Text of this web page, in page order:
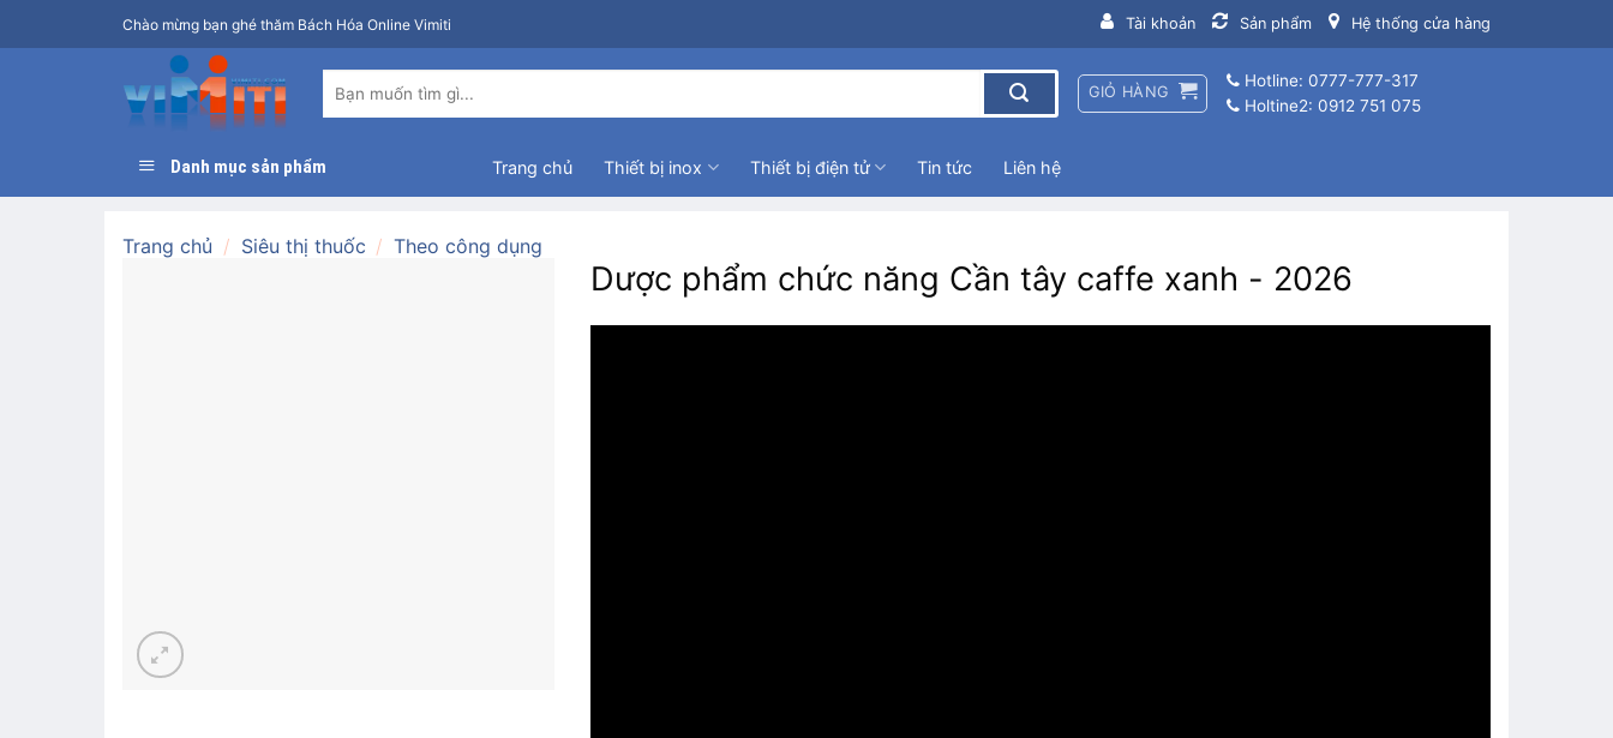
qua
Chào mừng bạn ghé thăm Bách Hóa Online Vimiti Tài khoản Sản phẩm Hệ thống cửa hàng
kiếm:
GIỎ HÀNG
Hotline: 0777-777-317
Holtine2: 0912 751 075
Danh mục sản phẩm Trang chủ Thiết bị inox Thiết bị điện tử Tin tức Liên hệ
Trang chủ / Siêu thị thuốc / Theo công dụng
Dược phẩm chức năng Cần tây caffe xanh - 2026